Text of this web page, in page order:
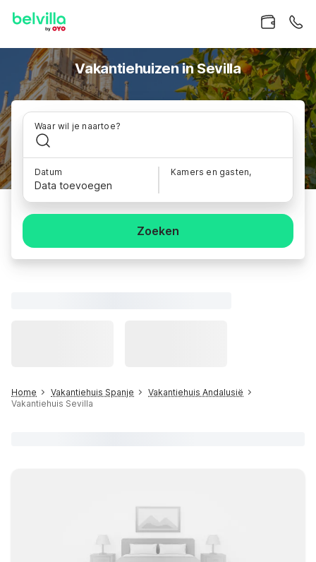
Vakantiehuizen in Sevilla
Waar wil je naartoe?
Datum
Data toevoegen
Kamers en gasten,
Zoeken
Home Vakantiehuis Spanje
Vakantiehuis Andalusië
Vakantiehuis Sevilla